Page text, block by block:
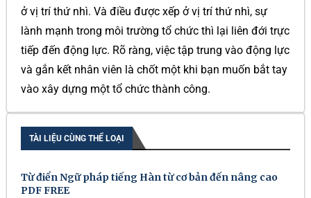
ở vị trí thứ nhì. Và điều được xếp ở vị trí thứ nhì, sự
lành mạnh trong môi trường tổ chức thì lại liên đới trực
tiếp đến động lực. Rõ ràng, việc tập trung vào động lực
và gắn kết nhân viên là chốt một khi bạn muốn bắt tay
vào xây dựng một tổ chức thành công.
TÀI LIỆU CÙNG THỂ LOẠI
Từ điển Ngữ pháp tiếng Hàn từ cơ bản đến nâng cao
PDF FREE